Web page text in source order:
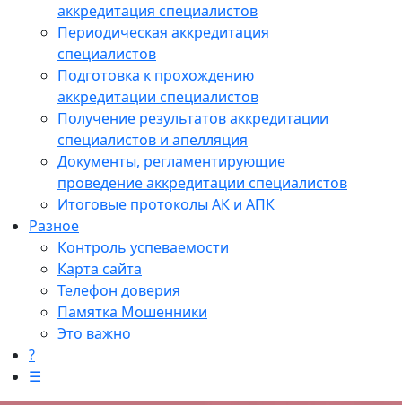
аккредитация специалистов
Периодическая аккредитация
специалистов
Подготовка к прохождению
аккредитации специалистов
Получение результатов аккредитации
специалистов и апелляция
Документы, регламентирующие
проведение аккредитации специалистов
Итоговые протоколы АК и АПК
Разное
Контроль успеваемости
Карта сайта
Телефон доверия
Памятка Мошенники
Это важно
?
☰